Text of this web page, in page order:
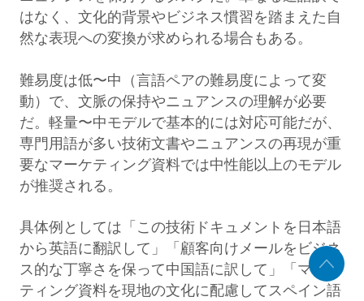
はなく、文化的背景やビジネス慣習を踏まえた自
然な表現への変換が求められる場合もある。
難易度は低〜中（言語ペアの難易度によって変
動）で、文脈の保持やニュアンスの理解が必要
だ。軽量〜中モデルで基本的には対応可能だが、
専門用語が多い技術文書やニュアンスの再現が重
要なマーケティング資料では中性能以上のモデル
が推奨される。
具体例としては「この技術ドキュメントを日本語
から英語に翻訳して」「顧客向けメールをビジネ
ス的な丁寧さを保って中国語に訳して」「マーケ
ティング資料を現地の文化に配慮してスペイン語